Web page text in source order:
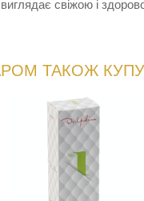
свіжою і
ТАКОЖ